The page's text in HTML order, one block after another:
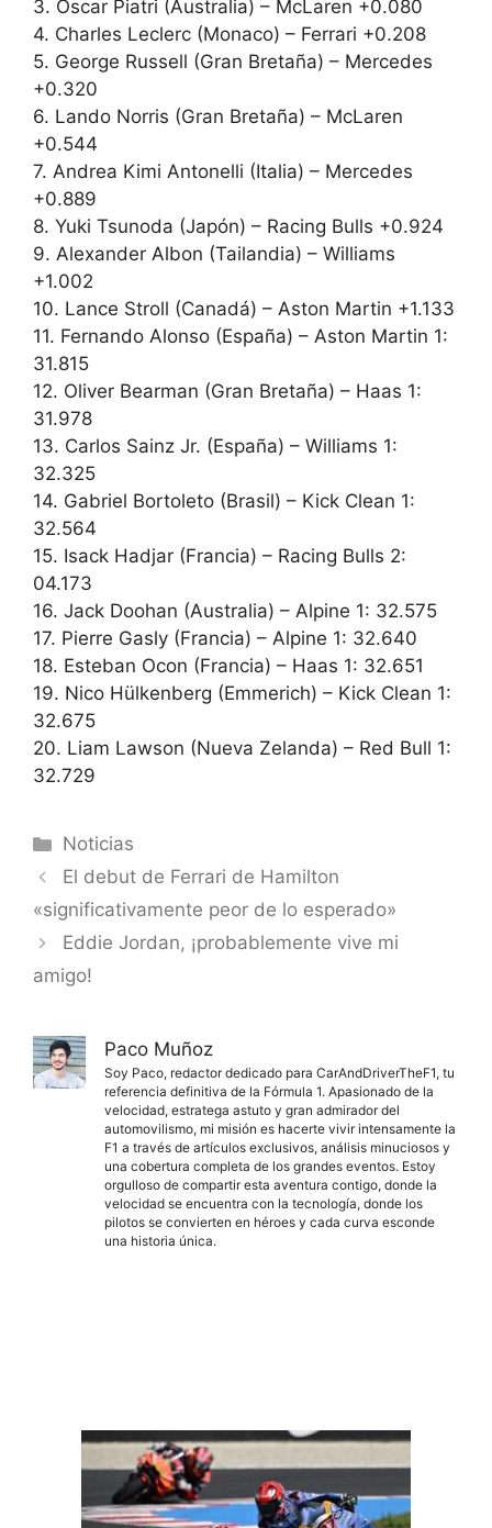
3. Oscar Piatri (Australia) – McLaren +0.080
4. Charles Leclerc (Monaco) – Ferrari +0.208
5. George Russell (Gran Bretaña) – Mercedes
+0.320
6. Lando Norris (Gran Bretaña) – McLaren
+0.544
7. Andrea Kimi Antonelli (Italia) – Mercedes
+0.889
8. Yuki Tsunoda (Japón) – Racing Bulls +0.924
9. Alexander Albon (Tailandia) – Williams
+1.002
10. Lance Stroll (Canadá) – Aston Martin +1.133
11. Fernando Alonso (España) – Aston Martin 1:
31.815
12. Oliver Bearman (Gran Bretaña) – Haas 1:
31.978
13. Carlos Sainz Jr. (España) – Williams 1:
32.325
14. Gabriel Bortoleto (Brasil) – Kick Clean 1:
32.564
15. Isack Hadjar (Francia) – Racing Bulls 2:
04.173
16. Jack Doohan (Australia) – Alpine 1: 32.575
17. Pierre Gasly (Francia) – Alpine 1: 32.640
18. Esteban Ocon (Francia) – Haas 1: 32.651
19. Nico Hülkenberg (Emmerich) – Kick Clean 1:
32.675
20. Liam Lawson (Nueva Zelanda) – Red Bull 1:
32.729
Categorías
Noticias
El debut de Ferrari de Hamilton
«significativamente peor de lo esperado»
Eddie Jordan, ¡probablemente vive mi
amigo!
Paco Muñoz
Soy Paco, redactor dedicado para CarAndDriverTheF1, tu
referencia definitiva de la Fórmula 1. Apasionado de la
velocidad, estratega astuto y gran admirador del
automovilismo, mi misión es hacerte vivir intensamente la
F1 a través de artículos exclusivos, análisis minuciosos y
una cobertura completa de los grandes eventos. Estoy
orgulloso de compartir esta aventura contigo, donde la
velocidad se encuentra con la tecnología, donde los
pilotos se convierten en héroes y cada curva esconde
una historia única.